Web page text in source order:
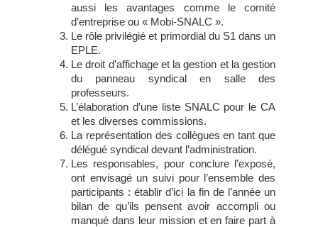
aussi les avantages comme le comité
d’entreprise ou « Mobi-SNALC ».
Le rôle privilégié et primordial du S1 dans un
EPLE.
Le droit d’affichage et la gestion et la gestion
du panneau syndical en salle des
professeurs.
L’élaboration d’une liste SNALC pour le CA
et les diverses commissions.
La représentation des collègues en tant que
délégué syndical devant l’administration.
Les responsables, pour conclure l’exposé,
ont envisagé un suivi pour l’ensemble des
participants : établir d’ici la fin de l’année un
bilan de qu’ils pensent avoir accompli ou
manqué dans leur mission et en faire part à